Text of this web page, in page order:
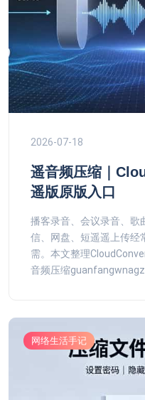
2026-07-18
遥音频压缩｜
遥版原版入口
播客录音、会议录音、歌
信、网盘、短遥遥上传经
需。本文整理
音频压缩
网络生活手记